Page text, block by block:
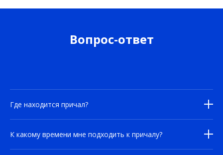
Вопрос-ответ
Где находится причал?
К какому времени мне подходить к причалу?